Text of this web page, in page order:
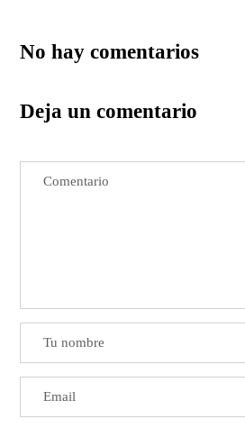
No hay comentarios
Deja un comentario